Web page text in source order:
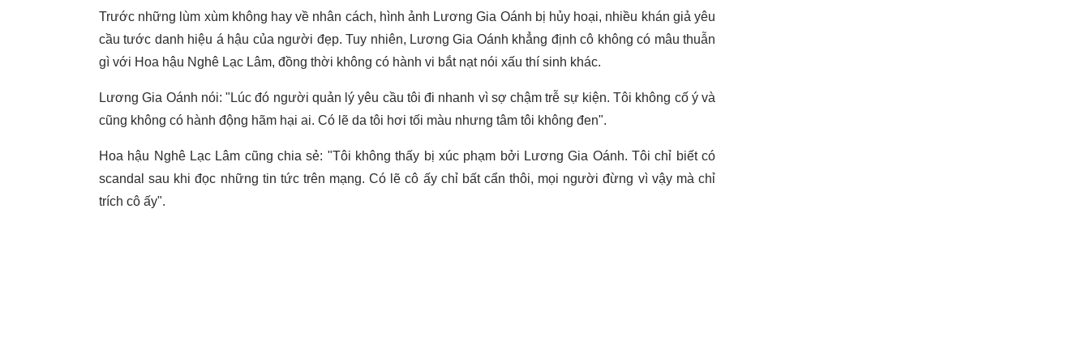
Trước những lùm xùm không hay về nhân cách, hình ảnh Lương Gia Oánh bị hủy hoại, nhiều khán giả yêu
cầu tước danh hiệu á hậu của người đẹp. Tuy nhiên, Lương Gia Oánh khẳng định cô không có mâu thuẫn
gì với Hoa hậu Nghê Lạc Lâm, đồng thời không có hành vi bắt nạt nói xấu thí sinh khác.
Lương Gia Oánh nói: "Lúc đó người quản lý yêu cầu tôi đi nhanh vì sợ chậm trễ sự kiện. Tôi không cố ý và
cũng không có hành động hãm hại ai. Có lẽ da tôi hơi tối màu nhưng tâm tôi không đen".
Hoa hậu Nghê Lạc Lâm cũng chia sẻ: "Tôi không thấy bị xúc phạm bởi Lương Gia Oánh. Tôi chỉ biết có
scandal sau khi đọc những tin tức trên mạng. Có lẽ cô ấy chỉ bất cẩn thôi, mọi người đừng vì vậy mà chỉ
trích cô ấy".